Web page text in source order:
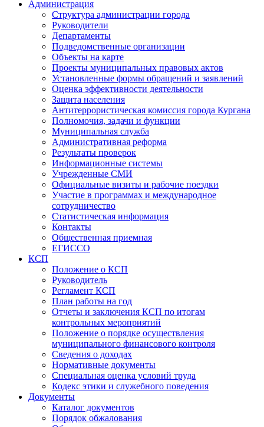
Администрация
Структура администрации города
Руководители
Департаменты
Подведомственные организации
Объекты на карте
Проекты муниципальных правовых актов
Установленные формы обращений и заявлений
Оценка эффективности деятельности
Защита населения
Антитеррористическая комиссия города Кургана
Полномочия, задачи и функции
Муниципальная служба
Административная реформа
Результаты проверок
Информационные системы
Учрежденные СМИ
Официальные визиты и рабочие поездки
Участие в программах и международное
сотрудничество
Статистическая информация
Контакты
Общественная приемная
ЕГИССО
КСП
Положение о КСП
Руководитель
Регламент КСП
План работы на год
Отчеты и заключения КСП по итогам
контрольных мероприятий
Положение о порядке осуществления
муниципального финансового контроля
Сведения о доходах
Нормативные документы
Специальная оценка условий труда
Кодекс этики и служебного поведения
Документы
Каталог документов
Порядок обжалования